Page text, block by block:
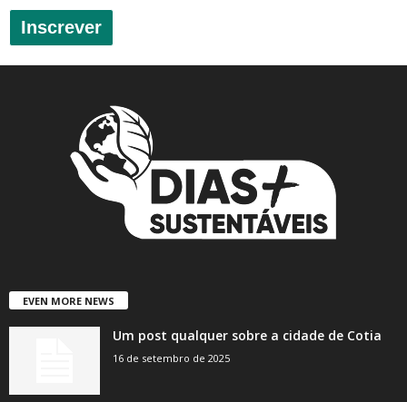
Inscrever
EVEN MORE NEWS
Um post qualquer sobre a cidade de Cotia
16 de setembro de 2025